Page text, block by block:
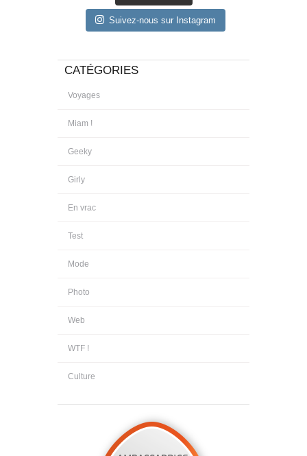
Suivez-nous sur Instagram
CATÉGORIES
Voyages
Miam !
Geeky
Girly
En vrac
Test
Mode
Photo
Web
WTF !
Culture